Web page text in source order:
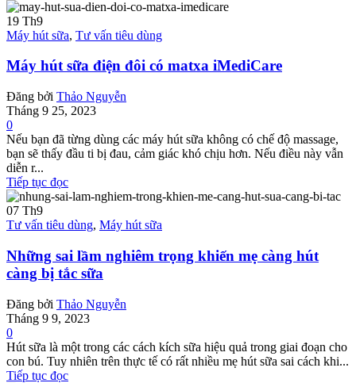
19 Th9
Máy hút sữa, Tư vấn tiêu dùng
Máy hút sữa điện đôi có matxa iMediCare
Đăng bởi Thảo Nguyễn
Tháng 9 25, 2023
0
Nếu bạn đã từng dùng các máy hút sữa không có chế độ massage,
bạn sẽ thấy đầu ti bị đau, cảm giác khó chịu hơn. Nếu điều này vẫn
diễn r...
Tiếp tục đọc
07 Th9
Tư vấn tiêu dùng, Máy hút sữa
Những sai lầm nghiêm trọng khiến mẹ càng hút
càng bị tắc sữa
Đăng bởi Thảo Nguyễn
Tháng 9 9, 2023
0
Hút sữa là một trong các cách kích sữa hiệu quả trong giai đoạn cho
con bú. Tuy nhiên trên thực tế có rất nhiều mẹ hút sữa sai cách khi...
Tiếp tục đọc